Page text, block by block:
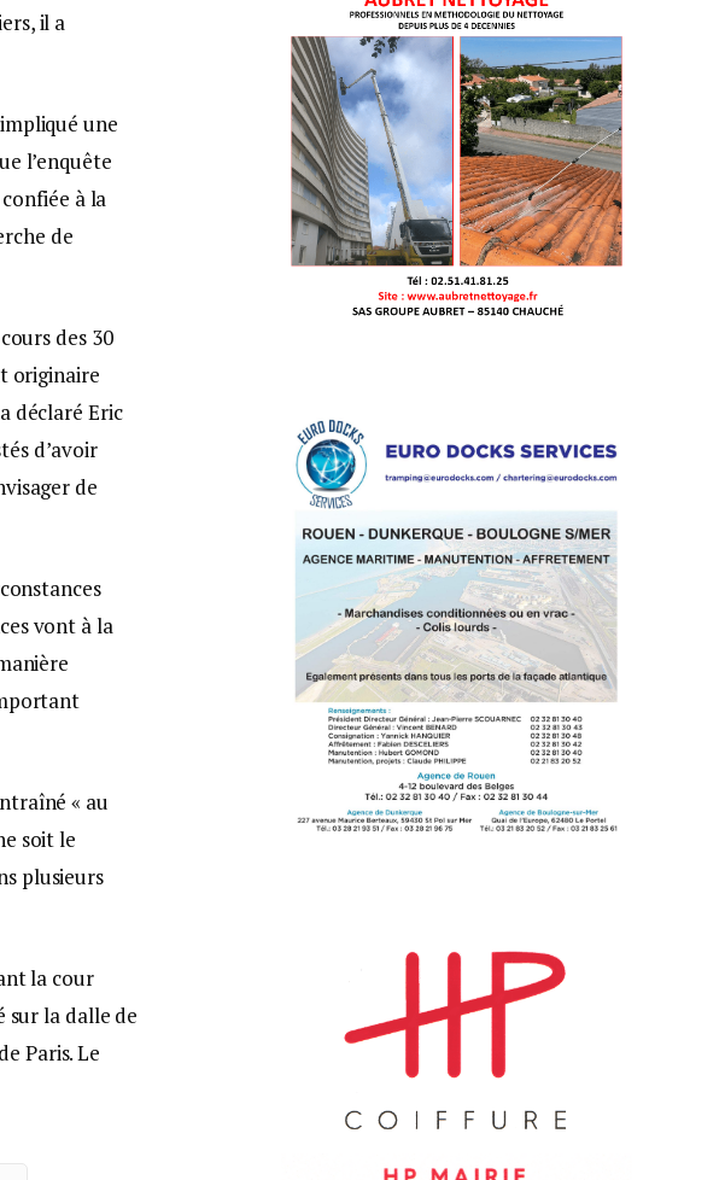
il a
une
l’enquête
à la
de
des 30
originaire
déclaré Eric
d’avoir
de
vont à la
« au
soit le
plusieurs
la cour
sur la dalle de
Paris. Le